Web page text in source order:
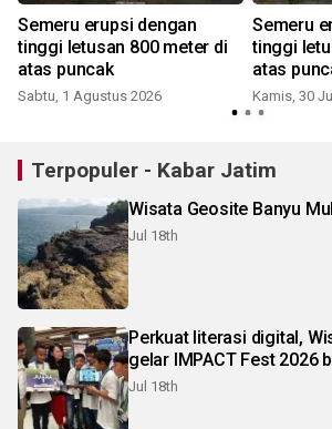
Semeru erupsi dengan
tinggi letusan 800 meter di
atas puncak
Sabtu, 1 Agustus 2026
Semeru
tinggi
atas
Kamis, 30
Terpopuler - Kabar Jatim
Wisata Geosite Banyu
Jul 18th
Perkuat literasi digital,
gelar IMPACT Fest 2026
Jul 18th